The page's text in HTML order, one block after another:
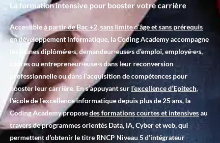
La formation intensive pour booster votre carrière
Accessibleà partir de Bac +2, sans limite d’âge et sans prérequis
en développement informatique, la Coding Academy accompagne
les jeunes diplômé·e·s, demandeur·euse·s d’emploi, employé·e·s,
cadres ou entrepreneur·euse·s dans leur reconversion
professionnelle ou dans l’acquisition de compétences pour
booster leur carrière. En s’appuyant sur l’excellence d’Epitech,
l’école de l’excellence informatique depuis plus de 25 ans, la
Coding Academy proposedes formations courtes et intensivesau
travers de programmes orientés Data, IA, Cyber et web, qui
permettent d’obtenir le titre RNCP Niveau 5 d’intégrateur